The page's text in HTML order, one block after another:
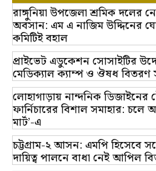
রাঙ্গুনিয়া উপজেলা শ্রমিক দলের
অবসান: এম এ নাজিম উদ্দিনের
কমিটিই বহাল
প্রাইভেট এডুকেশন সোসাইটির
মেডিক্যাল ক্যাম্প ও ঔষধ বিতরণ
লোহাগাড়ায় নান্দনিক ডিজাইনের
ফার্নিচারের বিশাল সমাহার: চলে
মার্ট’-এ
চট্টগ্রাম-২ আসন: এমপি হিসেবে
দায়িত্ব পালনে বাধা নেই আপিল